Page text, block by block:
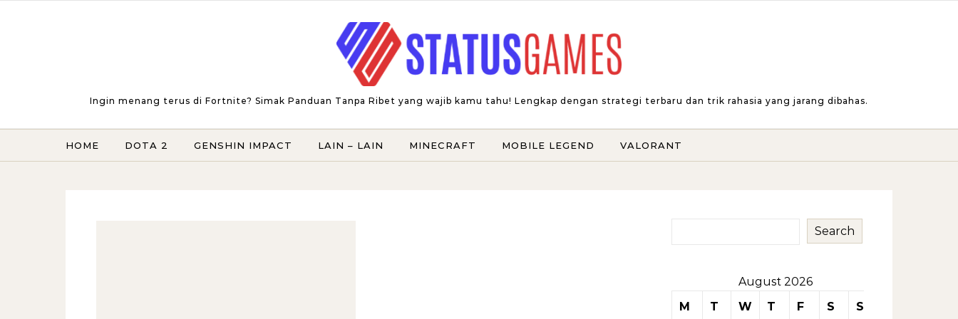
Ingin menang terus di Fortnite? Simak Panduan Tanpa Ribet yang wajib kamu tahu! Lengkap dengan strategi terbaru dan trik rahasia yang jarang dibahas.
HOME DOTA 2 GENSHIN IMPACT LAIN – LAIN MINECRAFT MOBILE LEGEND VALORANT
Search
August 2026
M
T W T F S S